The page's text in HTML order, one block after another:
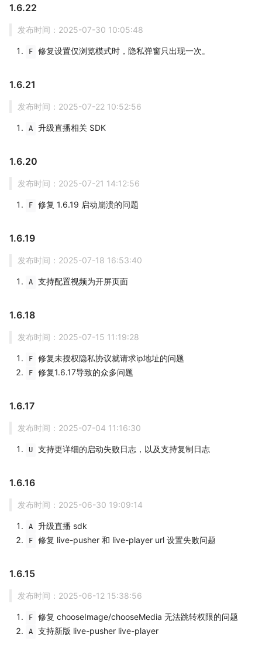
1.6.22
发布时间：2025-07-30 10:05:48
F 修复设置仅浏览模式时，隐私弹窗只出现一次。
1.6.21
发布时间：2025-07-22 10:52:56
A 升级直播相关 SDK
1.6.20
发布时间：2025-07-21 14:12:56
F 修复 1.6.19 启动崩溃的问题
1.6.19
发布时间：2025-07-18 16:53:40
A 支持配置视频为开屏页面
1.6.18
发布时间：2025-07-15 11:19:28
F 修复未授权隐私协议就请求ip地址的问题
F 修复1.6.17导致的众多问题
1.6.17
发布时间：2025-07-04 11:16:30
U 支持更详细的启动失败日志，以及支持复制日志
1.6.16
发布时间：2025-06-30 19:09:14
A 升级直播 sdk
F 修复 live-pusher 和 live-player url 设置失败问题
1.6.15
发布时间：2025-06-12 15:38:56
F 修复 chooseImage/chooseMedia 无法跳转权限的问题
A 支持新版 live-pusher live-player